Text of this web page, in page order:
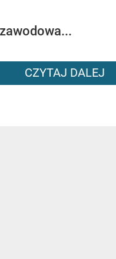
CZYTAJ DALEJ